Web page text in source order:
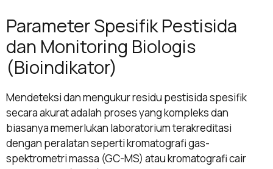
Parameter Spesifik Pestisida
dan Monitoring Biologis
(Bioindikator)
Mendeteksi dan mengukur residu pestisida spesifik
secara akurat adalah proses yang kompleks dan
biasanya memerlukan laboratorium terakreditasi
dengan peralatan seperti kromatografi gas-
spektrometri massa (GC-MS) atau kromatografi cair